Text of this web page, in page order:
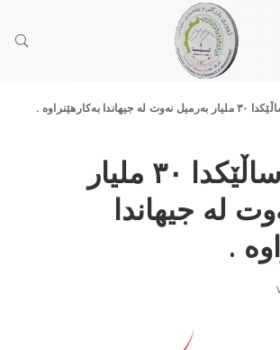
بەکارھێنراوە .
لەماوەی ساڵێکدا ٣٠ ملیار
لە جیھاندا
.